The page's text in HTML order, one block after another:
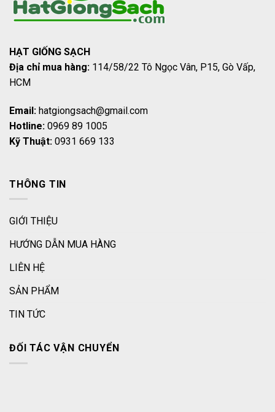
HẠT GIỐNG SẠCH
Địa chỉ mua hàng: 114/58/22 Tô Ngọc Vân, P15, Gò Vấp,
HCM
Email: hatgiongsach@gmail.com
Hotline: 0969 89 1005
Kỹ Thuật: 0931 669 133
THÔNG TIN
GIỚI THIỆU
HƯỚNG DẪN MUA HÀNG
LIÊN HỆ
SẢN PHẨM
TIN TỨC
ĐỐI TÁC VẬN CHUYỂN